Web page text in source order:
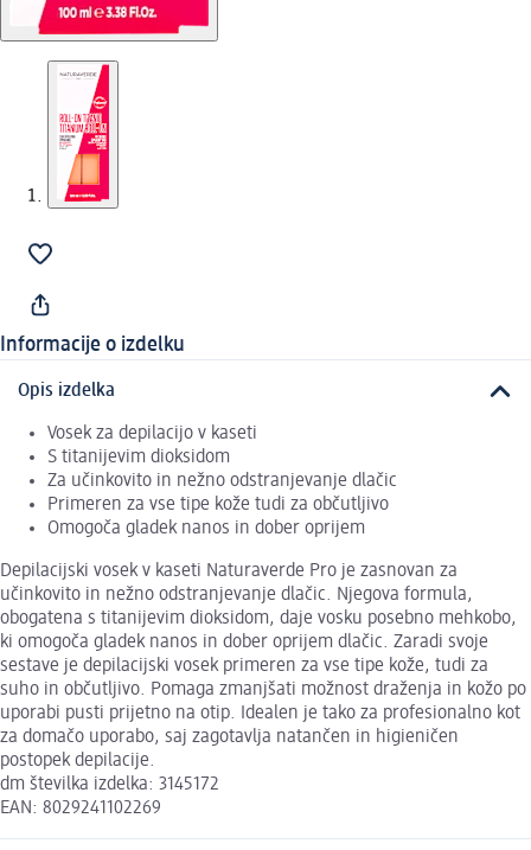
Informacije o izdelku
Opis izdelka
Vosek za depilacijo v kaseti
S titanijevim dioksidom
Za učinkovito in nežno odstranjevanje dlačic
Primeren za vse tipe kože tudi za občutljivo
Omogoča gladek nanos in dober oprijem
Depilacijski vosek v kaseti Naturaverde Pro je zasnovan za
učinkovito in nežno odstranjevanje dlačic. Njegova formula,
obogatena s titanijevim dioksidom, daje vosku posebno mehkobo,
ki omogoča gladek nanos in dober oprijem dlačic. Zaradi svoje
sestave je depilacijski vosek primeren za vse tipe kože, tudi za
suho in občutljivo. Pomaga zmanjšati možnost draženja in kožo po
uporabi pusti prijetno na otip. Idealen je tako za profesionalno kot
za domačo uporabo, saj zagotavlja natančen in higieničen
postopek depilacije.
dm številka izdelka: 3145172
EAN: 8029241102269